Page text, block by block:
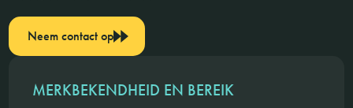
Neem contact op
MERKBEKENDHEID EN BEREIK